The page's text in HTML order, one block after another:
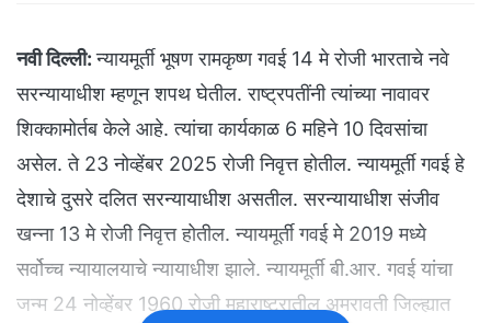
नवी दिल्ली: न्यायमूर्ती भूषण रामकृष्ण गवई 14 मे रोजी भारताचे नवे
सरन्यायाधीश म्हणून शपथ घेतील. राष्ट्रपतींनी त्यांच्या नावावर
शिक्कामोर्तब केले आहे. त्यांचा कार्यकाळ 6 महिने 10 दिवसांचा
असेल. ते 23 नोव्हेंबर 2025 रोजी निवृत्त होतील. न्यायमूर्ती गवई हे
देशाचे दुसरे दलित सरन्यायाधीश असतील. सरन्यायाधीश संजीव
खन्ना 13 मे रोजी निवृत्त होतील. न्यायमूर्ती गवई मे 2019 मध्ये
सर्वोच्च न्यायालयाचे न्यायाधीश झाले. न्यायमूर्ती बी.आर. गवई यांचा
जन्म 24 नोव्हेंबर 1960 रोजी महाराष्ट्रातील अमरावती जिल्ह्यात